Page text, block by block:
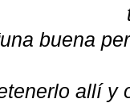
buena
allí y